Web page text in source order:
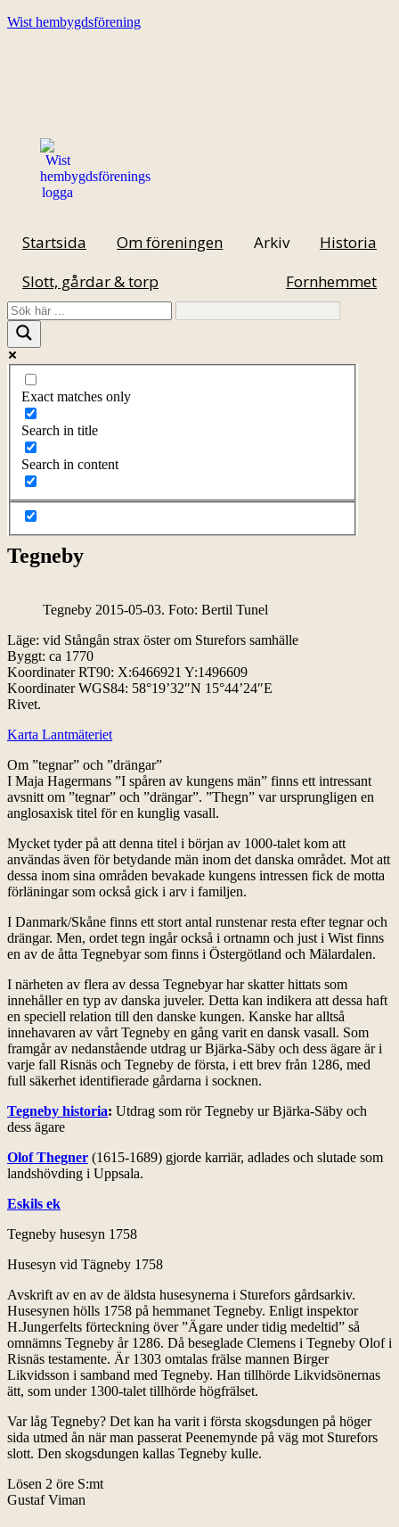
Wist hembygdsförening
Startsida Om föreningen Arkiv
Historia
Slott, gårdar & torp
Fornhemmet
Exact matches only
Search in title
Search in content
Tegneby
Tegneby 2015-05-03. Foto: Bertil Tunel
Läge: vid Stångån strax öster om Sturefors samhälle
Byggt: ca 1770
Koordinater RT90: X:6466921 Y:1496609
Koordinater WGS84: 58°19’32″N 15°44’24″E
Rivet.
Karta Lantmäteriet
Om ”tegnar” och ”drängar”
I Maja Hagermans ”I spåren av kungens män” finns ett intressant
avsnitt om ”tegnar” och ”drängar”. ”Thegn” var ursprungligen en
anglosaxisk titel för en kunglig vasall.
Mycket tyder på att denna titel i början av 1000-talet kom att
användas även för betydande män inom det danska området. Mot att
dessa inom sina områden bevakade kungens intressen fick de motta
förläningar som också gick i arv i familjen.
I Danmark/Skåne finns ett stort antal runstenar resta efter tegnar och
drängar. Men, ordet tegn ingår också i ortnamn och just i Wist finns
en av de åtta Tegnebyar som finns i Östergötland och Mälardalen.
I närheten av flera av dessa Tegnebyar har skatter hittats som
innehåller en typ av danska juveler. Detta kan indikera att dessa haft
en speciell relation till den danske kungen. Kanske har alltså
innehavaren av vårt Tegneby en gång varit en dansk vasall. Som
framgår av nedanstående utdrag ur Bjärka-Säby och dess ägare är i
varje fall Risnäs och Tegneby de första, i ett brev från 1286, med
full säkerhet identifierade gårdarna i socknen.
Tegneby historia: Utdrag som rör Tegneby ur Bjärka-Säby och
dess ägare
Olof Thegner (1615-1689) gjorde karriär, adlades och slutade som
landshövding i Uppsala.
Eskils ek
Tegneby husesyn 1758
Husesyn vid Tägneby 1758
Avskrift av en av de äldsta husesynerna i Sturefors gårdsarkiv.
Husesynen hölls 1758 på hemmanet Tegneby. Enligt inspektor
H.Jungerfelts förteckning över ”Ägare under tidig medeltid” så
omnämns Tegneby år 1286. Då beseglade Clemens i Tegneby Olof i
Risnäs testamente. Är 1303 omtalas frälse mannen Birger
Likvidsson i samband med Tegneby. Han tillhörde Likvidsönernas
ätt, som under 1300-talet tillhörde högfrälset.
Var låg Tegneby? Det kan ha varit i första skogsdungen på höger
sida utmed ån när man passerat Peenemynde på väg mot Sturefors
slott. Den skogsdungen kallas Tegneby kulle.
Lösen 2 öre S:mt
Gustaf Viman